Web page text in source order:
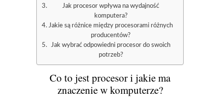
Jak procesor wpływa na wydajność
komputera?
Jakie są różnice między procesorami różnych
producentów?
Jak wybrać odpowiedni procesor do swoich
potrzeb?
Co to jest procesor i jakie ma
znaczenie w komputerze?